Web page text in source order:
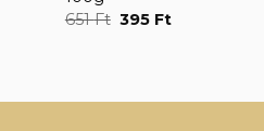
651Ft Original
395 FtCurrent